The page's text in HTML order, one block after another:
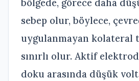
sebep olur, böylece,
uygulanmayan kolateral
sınırlı olur. Aktif
doku arasında düşük